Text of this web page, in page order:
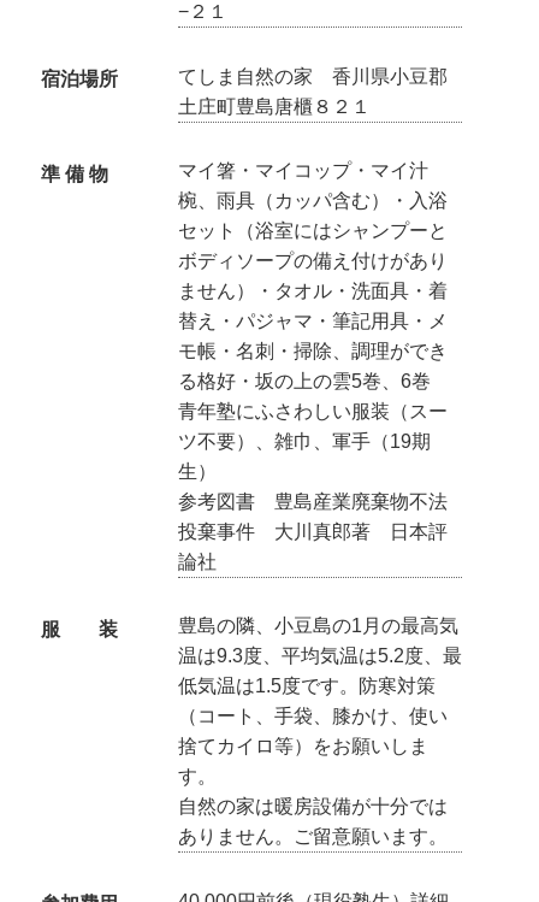
−２１
宿泊場所
てしま自然の家 香川県小豆郡
土庄町豊島唐櫃８２１
準 備 物
マイ箸・マイコップ・マイ汁
椀、雨具（カッパ含む）・入浴
セット（浴室にはシャンプーと
ボディソープの備え付けがあり
ません）・タオル・洗面具・着
替え・パジャマ・筆記用具・メ
モ帳・名刺・掃除、調理ができ
る格好・坂の上の雲5巻、6巻
青年塾にふさわしい服装（スー
ツ不要）、雑巾、軍手（19期
生）
参考図書 豊島産業廃棄物不法
投棄事件 大川真郎著 日本評
論社
服 装
豊島の隣、小豆島の1月の最高気
温は9.3度、平均気温は5.2度、最
低気温は1.5度です。防寒対策
（コート、手袋、膝かけ、使い
捨てカイロ等）をお願いしま
す。
自然の家は暖房設備が十分では
ありません。ご留意願います。